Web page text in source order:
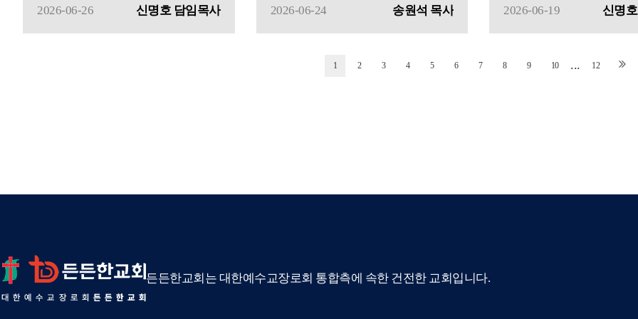
2026-06-26 신명호 담임목사 2026-06-24 송원석 목사 2026-06-19 신명
1 2 3 4 5 6 7 8 9 10 ... 12
든든한교회는 대한예수교장로회 통합측에 속한 건전한 교회입니다.